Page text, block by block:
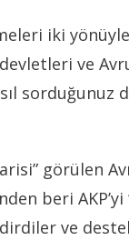
iki
ve
sorduğunuz
görülen
beri AKP’yi
ve